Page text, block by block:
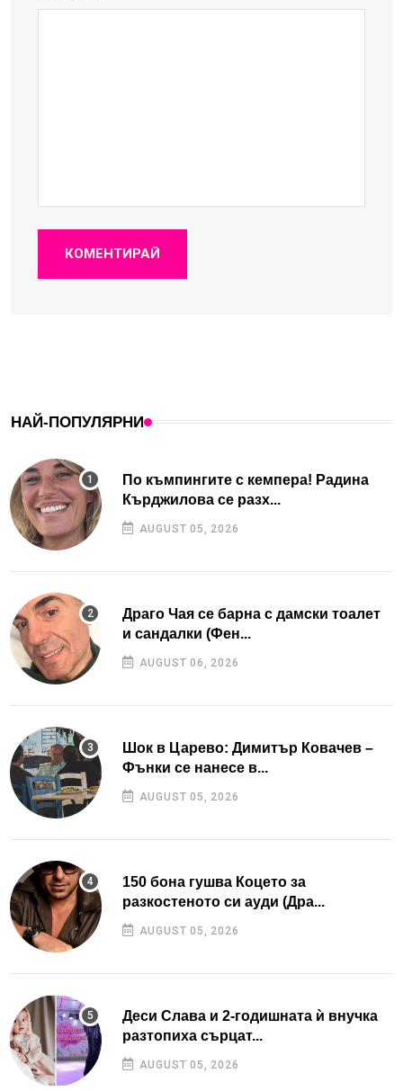
КОМЕНТИРАЙ
НАЙ-ПОПУЛЯРНИ
По къмпингите с кемпера! Радина
Кърджилова се разх...
AUGUST 05, 2026
Драго Чая се барна с дамски тоалет
и сандалки (Фен...
AUGUST 06, 2026
Шок в Царево: Димитър Ковачев –
Фънки се нанесе в...
AUGUST 05, 2026
150 бона гушва Коцето за
разкостеното си ауди (Дра...
AUGUST 05, 2026
Деси Слава и 2-годишната ѝ внучка
разтопиха сърцат...
AUGUST 05, 2026